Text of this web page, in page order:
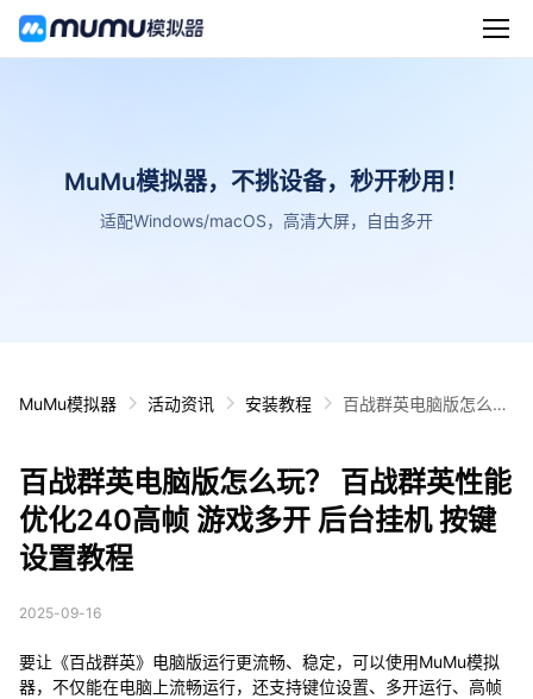
MuMu模拟器，不挑设备，秒开秒用！
适配Windows/macOS，高清大屏，自由多开
MuMu模拟器 活动资讯 安装教程
百战群英电脑版怎么
台挂机 按键设置教程
百战群英电脑版怎么玩？ 百战群英性能
优化240高帧 游戏多开 后台挂机 按键
设置教程
2025-09-16
要让《百战群英》电脑版运行更流畅、稳定，可以使用MuMu模拟
器，不仅能在电脑上流畅运行，还支持键位设置、多开运行、高帧